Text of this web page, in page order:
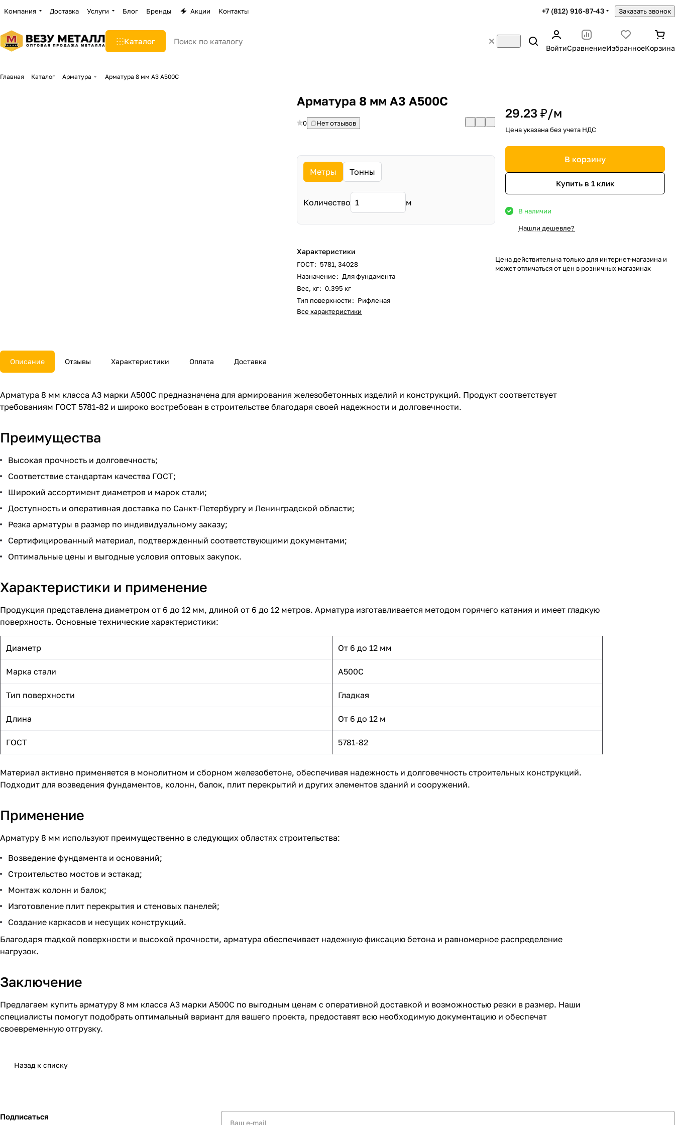
Компания Доставка Услуги Блог Бренды Акции Контакты +7 (812) 916-87-43 Заказать звонок
Каталог
ВойтиСравнениеИзбранноеКорзина
Главная Каталог Арматура Арматура 8 мм А3 А500С
Арматура 8 мм А3 А500С
0 Нет отзывов
Метры Тонны
Количество м
Характеристики
ГОСТ: 5781, 34028
Назначение: Для фундамента
Вес, кг: 0.395 кг
Тип поверхности: Рифленая
Все характеристики
29.23 ₽/м
Цена указана без учета НДС
В корзину
Купить в 1 клик
В наличии
Нашли дешевле?
Цена действительна только для интернет-магазина и
может отличаться от цен в розничных магазинах
Описание Отзывы Характеристики Оплата Доставка
Арматура 8 мм класса А3 марки А500С предназначена для армирования железобетонных изделий и конструкций. Продукт соответствует
требованиям ГОСТ 5781-82 и широко востребован в строительстве благодаря своей надежности и долговечности.
Преимущества
Высокая прочность и долговечность;
Соответствие стандартам качества ГОСТ;
Широкий ассортимент диаметров и марок стали;
Доступность и оперативная доставка по Санкт-Петербургу и Ленинградской области;
Резка арматуры в размер по индивидуальному заказу;
Сертифицированный материал, подтвержденный соответствующими документами;
Оптимальные цены и выгодные условия оптовых закупок.
Характеристики и применение
Продукция представлена диаметром от 6 до 12 мм, длиной от 6 до 12 метров. Арматура изготавливается методом горячего катания и имеет гладкую
поверхность. Основные технические характеристики:
Диаметр От 6 до 12 мм
Марка стали А500С
Тип поверхности Гладкая
Длина От 6 до 12 м
ГОСТ 5781-82
Материал активно применяется в монолитном и сборном железобетоне, обеспечивая надежность и долговечность строительных конструкций.
Подходит для возведения фундаментов, колонн, балок, плит перекрытий и других элементов зданий и сооружений.
Применение
Арматуру 8 мм используют преимущественно в следующих областях строительства:
Возведение фундамента и оснований;
Строительство мостов и эстакад;
Монтаж колонн и балок;
Изготовление плит перекрытия и стеновых панелей;
Создание каркасов и несущих конструкций.
Благодаря гладкой поверхности и высокой прочности, арматура обеспечивает надежную фиксацию бетона и равномерное распределение
нагрузок.
Заключение
Предлагаем купить арматуру 8 мм класса А3 марки А500С по выгодным ценам с оперативной доставкой и возможностью резки в размер. Наши
специалисты помогут подобрать оптимальный вариант для вашего проекта, предоставят всю необходимую документацию и обеспечат
своевременную отгрузку.
Назад к списку
Подписаться